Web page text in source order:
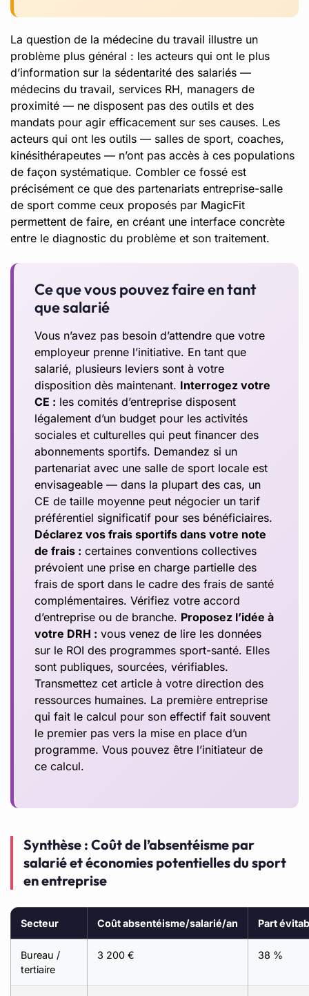
La question de la médecine du travail illustre un
problème plus général : les acteurs qui ont le plus
d’information sur la sédentarité des salariés —
médecins du travail, services RH, managers de
proximité — ne disposent pas des outils et des
mandats pour agir efficacement sur ses causes. Les
acteurs qui ont les outils — salles de sport, coaches,
kinésithérapeutes — n’ont pas accès à ces populations
de façon systématique. Combler ce fossé est
précisément ce que des partenariats entreprise-salle
de sport comme ceux proposés par MagicFit
permettent de faire, en créant une interface concrète
entre le diagnostic du problème et son traitement.
Ce que vous pouvez faire en tant
que salarié
Vous n’avez pas besoin d’attendre que votre
employeur prenne l’initiative. En tant que
salarié, plusieurs leviers sont à votre
disposition dès maintenant. Interrogez votre
CE : les comités d’entreprise disposent
légalement d’un budget pour les activités
sociales et culturelles qui peut financer des
abonnements sportifs. Demandez si un
partenariat avec une salle de sport locale est
envisageable — dans la plupart des cas, un
CE de taille moyenne peut négocier un tarif
préférentiel significatif pour ses bénéficiaires.
Déclarez vos frais sportifs dans votre note
de frais : certaines conventions collectives
prévoient une prise en charge partielle des
frais de sport dans le cadre des frais de santé
complémentaires. Vérifiez votre accord
d’entreprise ou de branche. Proposez l’idée à
votre DRH : vous venez de lire les données
sur le ROI des programmes sport-santé. Elles
sont publiques, sourcées, vérifiables.
Transmettez cet article à votre direction des
ressources humaines. La première entreprise
qui fait le calcul pour son effectif fait souvent
le premier pas vers la mise en place d’un
programme. Vous pouvez être l’initiateur de
ce calcul.
Synthèse : Coût de l’absentéisme par
salarié et économies potentielles du sport
en entreprise
Secteur Coût absentéisme/salarié/an Part
Bureau /
tertiaire
3 200 € 38 %